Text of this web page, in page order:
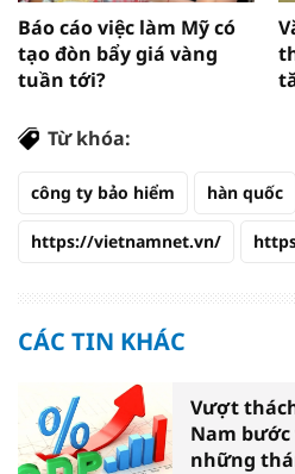
Báo cáo việc làm Mỹ có
tạo đòn bẩy giá vàng
tuần tới?
Từ khóa:
công ty bảo hiểm hàn quốc
https://vietnamnet.vn/
CÁC TIN KHÁC
Vượt
Nam
những